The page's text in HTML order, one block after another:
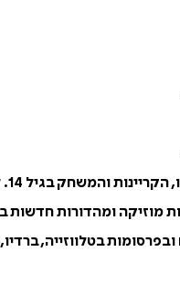
בבית הספר הגבוה לאמנויות הבמה ״בית צבי״.
מוזיקה ומהדורות חדשות
בטלווזייה,